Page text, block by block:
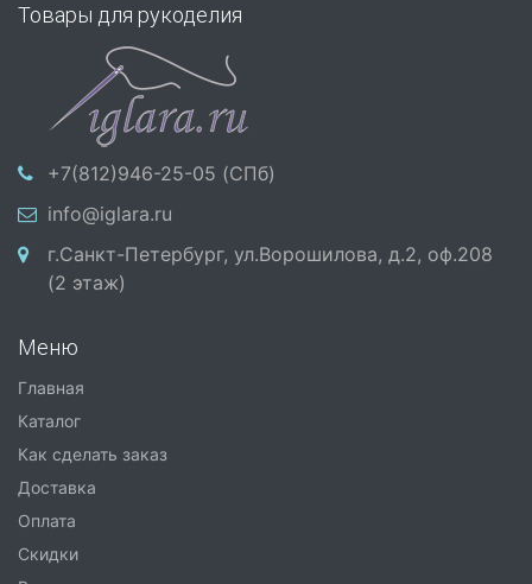
Товары для рукоделия
+7(812)946-25-05 (СПб)
info@iglara.ru
г.Санкт-Петербург, ул.Ворошилова, д.2, оф.208
(2 этаж)
Меню
Главная
Каталог
Как сделать заказ
Доставка
Оплата
Скидки